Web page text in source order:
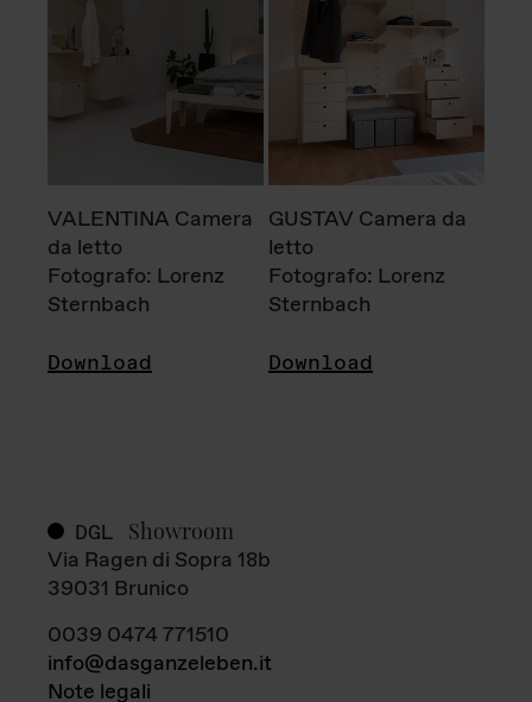
VALENTINA Camera
da letto
Fotografo: Lorenz
Sternbach
Download
GUSTAV Camera da
letto
Fotografo: Lorenz
Sternbach
Download
DGL Showroom
Via Ragen di Sopra 18b
39031 Brunico
0039 0474 771510
info@dasganzeleben.it
Note legali